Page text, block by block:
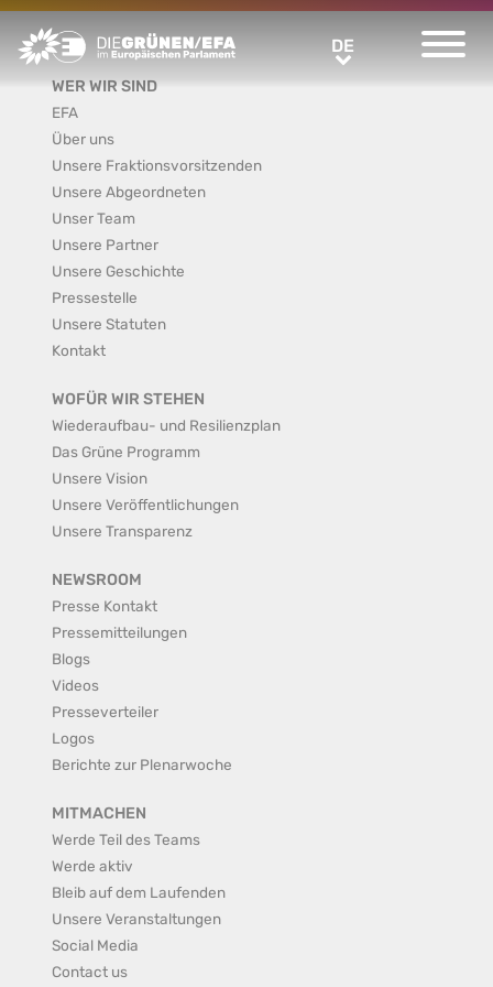
Greens/EFA Home DEDE
WER WIR SIND
EFA
Über uns
Unsere Fraktionsvorsitzenden
Unsere Abgeordneten
Unser Team
Unsere Partner
Unsere Geschichte
Pressestelle
Unsere Statuten
Kontakt
WOFÜR WIR STEHEN
Wiederaufbau- und Resilienzplan
Das Grüne Programm
Unsere Vision
Unsere Veröffentlichungen
Unsere Transparenz
NEWSROOM
Presse Kontakt
Pressemitteilungen
Blogs
Videos
Presseverteiler
Logos
Berichte zur Plenarwoche
MITMACHEN
Werde Teil des Teams
Werde aktiv
Bleib auf dem Laufenden
Unsere Veranstaltungen
Social Media
Contact us